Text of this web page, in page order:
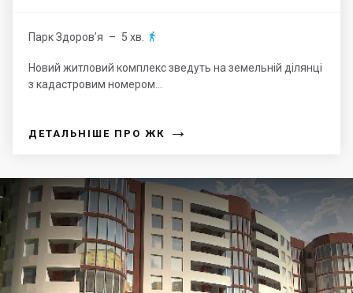
Парк Здоров’я – 5 хв. 
Новий житловий комплекс зведуть на земельній ділянці
з кадастровим номером...
ДЕТАЛЬНІШЕ ПРО ЖК →